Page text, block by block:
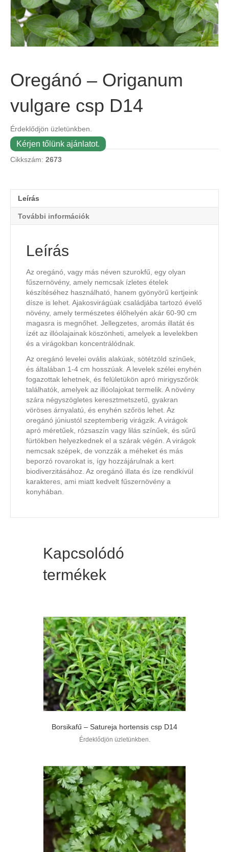
Oregánó – Origanum
vulgare csp D14
Érdeklődjön üzletünkben.
Kérjen tőlünk ajánlatot.
Cikkszám: 2673
Leírás
További információk
Leírás
Az oregánó, vagy más néven szurokfű, egy olyan
fűszernövény, amely nemcsak ízletes ételek
készítéséhez használható, hanem gyönyörű kertjeink
dísze is lehet. Ajakosvirágúak családjába tartozó évelő
növény, amely természetes élőhelyén akár 60-90 cm
magasra is megnőhet. Jellegzetes, aromás illatát és
ízét az illóolajainak köszönheti, amelyek a levelekben
és a virágokban koncentrálódnak.
Az oregánó levelei ovális alakúak, sötétzöld színűek,
és általában 1-4 cm hosszúak. A levelek szélei enyhén
fogazottak lehetnek, és felületükön apró mirigyszőrök
találhatók, amelyek az illóolajokat termelik. A növény
szára négyszögletes keresztmetszetű, gyakran
vöröses árnyalatú, és enyhén szőrös lehet. Az
oregánó júniustól szeptemberig virágzik. A virágok
apró méretűek, rózsaszín vagy lilás színűek, és sűrű
fürtökben helyezkednek el a szárak végén. A virágok
nemcsak szépek, de vonzzák a méheket és más
beporzó rovarokat is, így hozzájárulnak a kert
biodiverzitásához. Az oregánó illata és íze rendkívül
karakteres, ami miatt kedvelt fűszernövény a
konyhában.
Kapcsolódó
termékek
Borsikafű – Satureja hortensis csp D14
Érdeklődjön üzletünkben.